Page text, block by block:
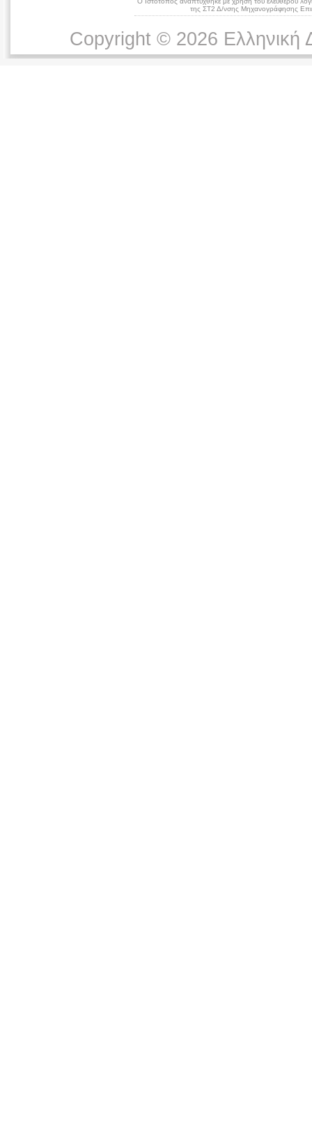
της ΣΤ2 Δ/νσης Μηχανογράφησης
Copyright © 2026